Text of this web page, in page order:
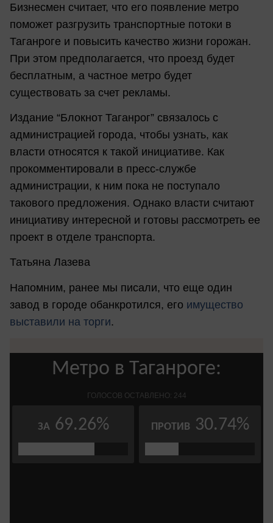
Бизнесмен считает, что его появление метро
поможет разгрузить транспортные потоки в
Таганроге и повысить качество жизни горожан.
При этом предполагается, что проезд будет
бесплатным, а частное метро будет
существовать за счет рекламы.
Издание “Блокнот Таганрог” связалось с
администрацией города, чтобы узнать, как
власти относятся к такой инициативе. Как
прокомментировали в пресс-службе
администрации, к ним пока не поступало
такового предложения. Однако власти считают
инициативу интересной и готовы рассмотреть ее
проект в отделе транспорта.
Татьяна Лазева
Напомним, ранее мы писали, что еще один
завод в городе обанкротился, его имущество
выставили на торги.